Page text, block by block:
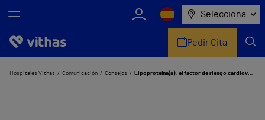
Selecciona
Nosotros
Pedir Cita
Hospitales Vithas Comunicación Consejos Lipoproteína(a): el factor de riesgo cardiovascular que muchas personas no saben que tienen